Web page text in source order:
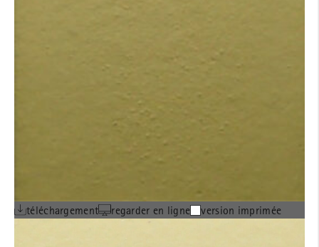
téléchargement regarder en ligne version imprimée